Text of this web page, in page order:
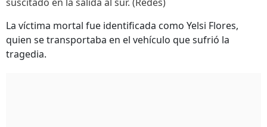
La víctima mortal fue identificada como Yelsi Flores,
quien se transportaba en el vehículo que sufrió la
tragedia.